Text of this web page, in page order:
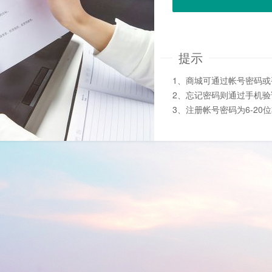
提示
1、商城可通过帐号密码
2、忘记密码则通过手机
3、注册帐号密码为6-20